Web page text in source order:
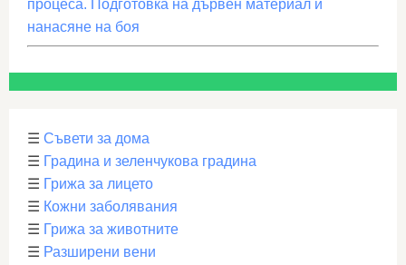
процеса. Подготовка на дървен материал и
нанасяне на боя
☰ Съвети за дома
☰ Градина и зеленчукова градина
☰ Грижа за лицето
☰ Кожни заболявания
☰ Грижа за животните
☰ Разширени вени